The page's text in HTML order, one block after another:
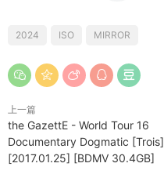
2024 ISO MIRROR
上一篇
the GazettE - World Tour 16
Documentary Dogmatic [Trois]
[2017.01.25] [BDMV 30.4GB]